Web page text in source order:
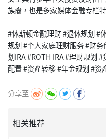
族裔，也是多家媒体金融专栏
#休斯顿金融理财 #退休规划 #
规划 #个人家庭理财服务 #财
划IRA #ROTH IRA #理财规划
分享至
相关推荐